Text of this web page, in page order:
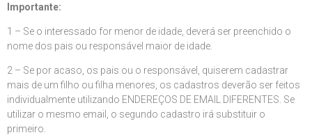
Importante:
1 – Se o interessado for menor de idade, deverá ser preenchido o
nome dos pais ou responsável maior de idade.
2 – Se por acaso, os pais ou o responsável, quiserem cadastrar
mais de um filho ou filha menores, os cadastros deverão ser feitos
individualmente utilizando ENDEREÇOS DE EMAIL DIFERENTES. Se
utilizar o mesmo email, o segundo cadastro irá substituir o
primeiro.